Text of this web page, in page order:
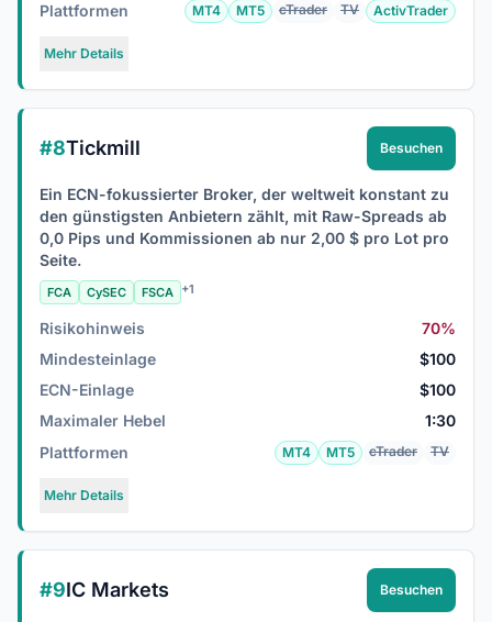
Plattformen
MT4 MT5 cTrader TV ActivTrader
Mehr Details
#8Tickmill Besuchen
Ein ECN-fokussierter Broker, der weltweit konstant zu
den günstigsten Anbietern zählt, mit Raw-Spreads ab
0,0 Pips und Kommissionen ab nur 2,00 $ pro Lot pro
Seite.
FCA CySEC FSCA +1
Risikohinweis
70%
Mindesteinlage
$100
ECN-Einlage
$100
Maximaler Hebel
1:30
Plattformen
MT4 MT5 cTrader TV
Mehr Details
#9IC Markets Besuchen